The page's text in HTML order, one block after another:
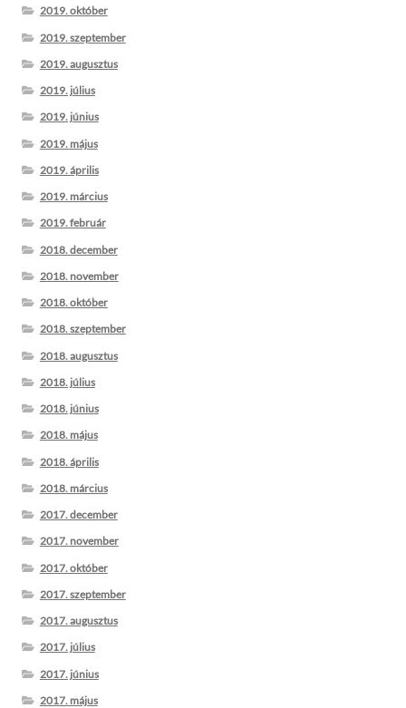
2019. október
2019. szeptember
2019. augusztus
2019. július
2019. június
2019. május
2019. április
2019. március
2019. február
2018. december
2018. november
2018. október
2018. szeptember
2018. augusztus
2018. július
2018. június
2018. május
2018. április
2018. március
2017. december
2017. november
2017. október
2017. szeptember
2017. augusztus
2017. július
2017. június
2017. május